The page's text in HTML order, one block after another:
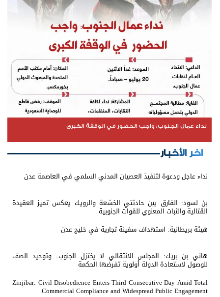
نداء عمال الجنوب: واجب الحضور في الوقفة الكبرى
اخر الأخبار
نداء عاجل ودعوة لتنفيذ العصيان المدني السلمي في العاصمة عدن
بن لسود: الفارق بين حادثتي الخشعة والرويك يعكس تميز العقيدة
القتالية والثبات المعنوي للقوات الجنوبية
هيئة بريطانية: استهداف سفينة تجارية في خليج عدن
هاني بن بريك: المجلس الانتقالي لا يختزل الجنوب.. وتوحيد الصف
للوصول لاستعادة الدولة أولوية تفرضها الحكمة
Zinjibar: Civil Disobedience Enters Third Consecutive Day Amid Total
Commercial Compliance and Widespread Public Engagement.